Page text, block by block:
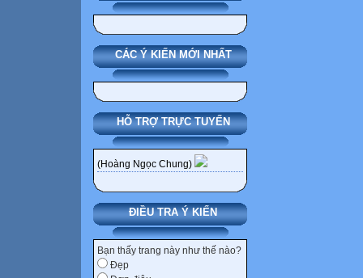
CÁC Ý KIẾN MỚI NHẤT
HỖ TRỢ TRỰC TUYẾN
(Hoàng Ngọc Chung)
ĐIỀU TRA Ý KIẾN
Bạn thấy trang này như thế nào?
Đẹp